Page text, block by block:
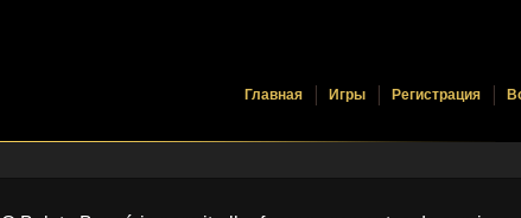
Главная Игры Регистрация